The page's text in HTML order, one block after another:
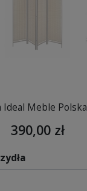
Ideal Meble Polska
390,00 zł